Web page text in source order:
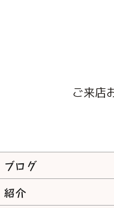
ご来店
ブログ
紹介